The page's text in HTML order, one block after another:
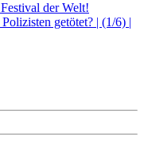
der Welt!
getötet? | (1/6) |